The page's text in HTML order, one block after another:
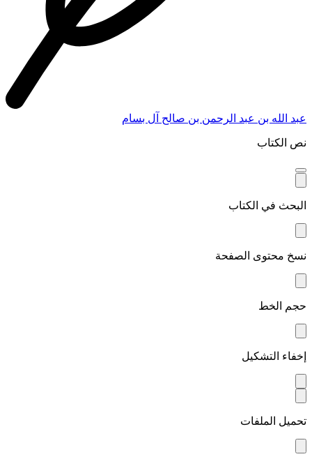
عبد الله بن عبد الرحمن بن صالح آل بسام
نص الكتاب
البحث في الكتاب
نسخ محتوى الصفحة
حجم الخط
إخفاء التشكيل
تحميل الملفات